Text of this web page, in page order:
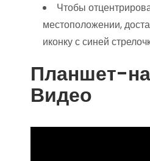
Чтобы
местоположении,
иконку с синей
Планшет-
Видео